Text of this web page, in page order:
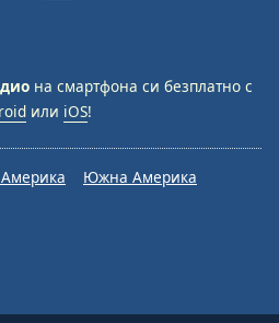
на смартфона си безплатно с
или iOS!
Южна Америка